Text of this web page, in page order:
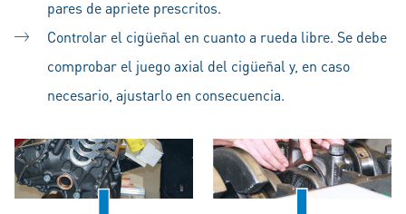
pares de apriete prescritos.
Controlar el cigüeñal en cuanto a rueda libre. Se debe
comprobar el juego axial del cigüeñal y, en caso
necesario, ajustarlo en consecuencia.